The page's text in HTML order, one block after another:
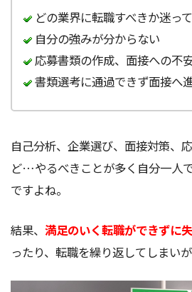
どの業界に転職すべきか迷っ
自分の強みが分からない
応募書類の作成、面接への不
書類選考に通過できず面接へ
自己分析、企業選び、面接対策、
ど…やるべきことが多く自分一人
ですよね。
結果、 満足のいく転職ができずに
ったり、転職を繰り返してしまいが